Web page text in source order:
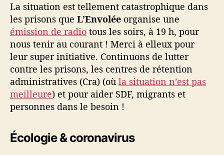
La situation est tellement catastrophique dans
les prisons que L’Envolée organise une
émission de radio tous les soirs, à 19 h, pour
nous tenir au courant ! Merci à elleux pour
leur super initiative. Continuons de lutter
contre les prisons, les centres de rétention
administratives (Cra) (où la situation n’est pas
meilleure) et pour aider SDF, migrants et
personnes dans le besoin !
Écologie & coronavirus